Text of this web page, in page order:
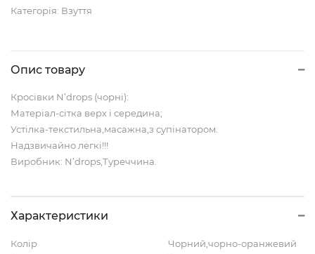
Категорія: Взуття
Опис товару
Кросівки N’drops (чорні):
Матеріал-сітка верх і середина;
Устілка-текстильна,масажна,з супінатором.
Надзвичайно легкі!!!
Виробник: N’drops,Туреччина.
Характеристики
Колір
Чорний,чорно-оранжевий